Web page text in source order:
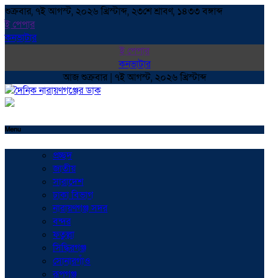
শুক্রবার, ৭ই আগস্ট, ২০২৬ খ্রিস্টাব্দ, ২৩শে শ্রাবণ, ১৪৩৩ বঙ্গাব্দ
ই পেপার
কনভাটার
ই পেপার
কনভাটার
আজ শুক্রবার | ৭ই আগস্ট, ২০২৬ খ্রিস্টাব্দ
Menu
প্রচ্ছদ
জাতীয়
সারাদেশ
ঢাকা বিভাগ
নারায়ণগঞ্জ সদর
বন্দর
ফতুল্লা
সিদ্ধিরগঞ্জ
সোনারগাঁও
রূপগঞ্জ